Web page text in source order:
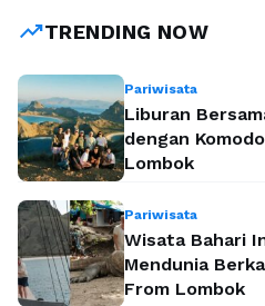
(JPH). Pemerintah …Baca
trending_upTRENDING NOW
Pariwisata
Liburan
dengan
Lombok
Pariwisata
Wisata Bahari
Mendunia
From Lombok